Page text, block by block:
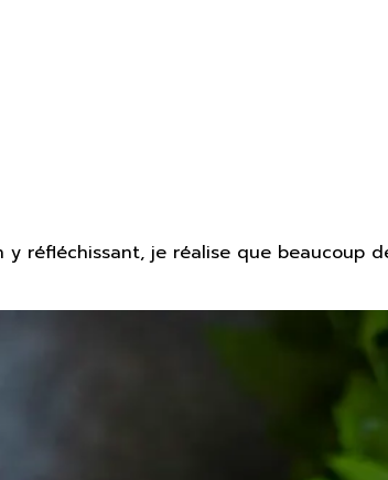
y réfléchissant, je réalise que beaucoup